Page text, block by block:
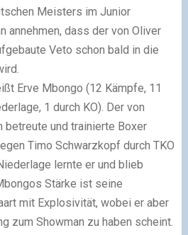
Meisters im Junior
annehmen, dass der von Oliver
Veto schon bald in die
Erve Mbongo (12 Kämpfe, 11
1 durch KO). Der von
betreute und trainierte Boxer
Timo Schwarzkopf durch TKO
lernte er und blieb
Stärke ist seine
mit Explosivität, wobei er aber
zum Showman zu haben scheint.